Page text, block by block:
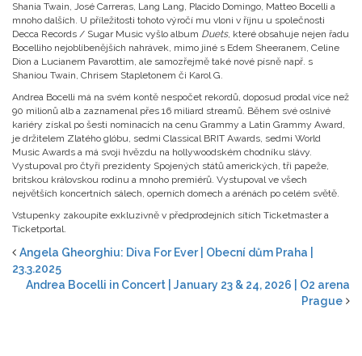
Shania Twain, José Carreras, Lang Lang, Placido Domingo, Matteo Bocelli a
mnoho dalších. U příležitosti tohoto výročí mu vloni v říjnu u společnosti
Decca Records / Sugar Music vyšlo album Duets, které obsahuje nejen řadu
Bocelliho nejoblíbenějších nahrávek, mimo jiné s Edem Sheeranem, Celine
Dion a Lucianem Pavarottim, ale samozřejmě také nové písně např. s
Shaniou Twain, Chrisem Stapletonem či Karol G.
Andrea Bocelli má na svém kontě nespočet rekordů, doposud prodal více než
90 milionů alb a zaznamenal přes 16 miliard streamů. Během své oslnivé
kariéry získal po šesti nominacích na cenu Grammy a Latin Grammy Award,
je držitelem Zlatého glóbu, sedmi Classical BRIT Awards, sedmi World
Music Awards a má svoji hvězdu na hollywoodském chodníku slávy.
Vystupoval pro čtyři prezidenty Spojených států amerických, tři papeže,
britskou královskou rodinu a mnoho premiérů. Vystupoval ve všech
největších koncertních sálech, operních domech a arénách po celém světě.
Vstupenky zakoupíte exkluzivně v předprodejních sítích Ticketmaster a
Ticketportal.
Angela Gheorghiu: Diva For Ever | Obecní dům Praha |
23.3.2025
Andrea Bocelli in Concert | January 23 & 24, 2026 | O2 arena
Prague